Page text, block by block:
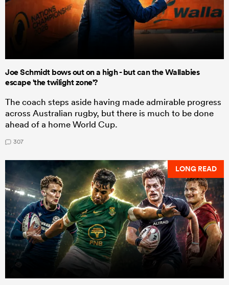
Joe Schmidt bows out on a high - but can the Wallabies
escape 'the twilight zone'?
The coach steps aside having made admirable progress
across Australian rugby, but there is much to be done
ahead of a home World Cup.
307
LONG READ